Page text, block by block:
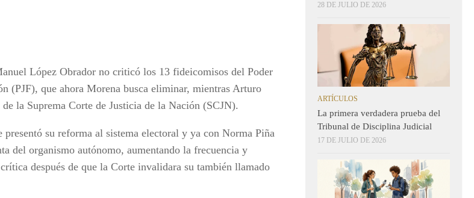
López Obrador no criticó los 13 fideicomisos del Poder
(PJF), que ahora Morena busca eliminar, mientras Arturo
la Suprema Corte de Justicia de la Nación (SCJN).
presentó su reforma al sistema electoral y ya con Norma Piña
del organismo autónomo, aumentando la frecuencia y
después de que la Corte invalidara su también llamado
28 DE JULIO DE 2026
ARTÍCULOS
La primera verdadera prueba del
Tribunal de Disciplina Judicial
17 DE JULIO DE 2026